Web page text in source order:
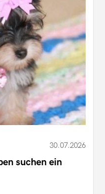
30.07.2026
suchen ein